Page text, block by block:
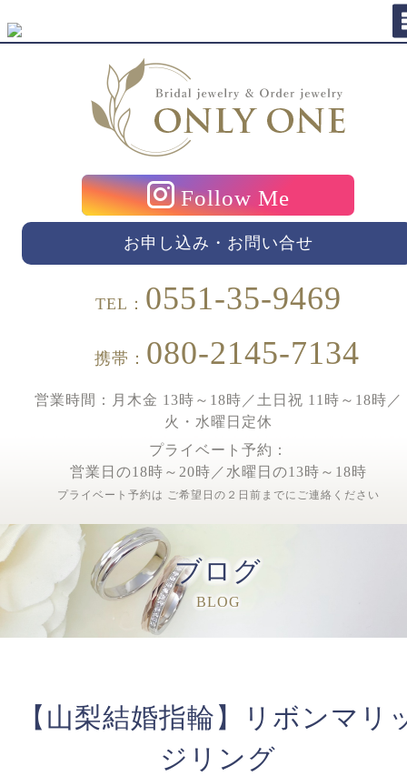
Follow Me
お申し込み・お問い合せ
TEL： 0551-35-9469
携帯： 080-2145-7134
営業時間：月木金 13時～18時／土日祝 11時～18時／
火・水曜日定休
プライベート予約：
営業日の18時～20時／水曜日の13時～18時
プライベート予約は ご希望日の２日前までにご連絡ください
ブログ
BLOG
【山梨結婚指輪】リボンマリ
ジリング